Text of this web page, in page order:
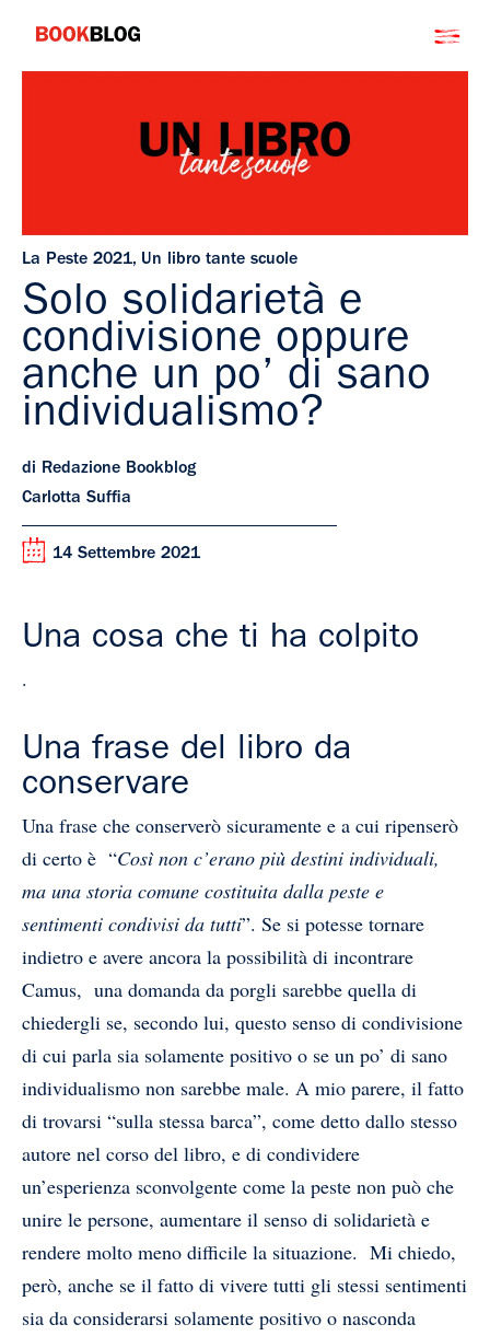
contenuto
Bookblog
La Peste 2021, Un libro tante scuole
Solo solidarietà e
condivisione oppure
anche un po’ di sano
individualismo?
di Redazione Bookblog
Carlotta Suffia
14 Settembre 2021
Una cosa che ti ha colpito
.
Una frase del libro da
conservare
Una frase che conserverò sicuramente e a cui ripenserò
di certo è “Così non c’erano più destini individuali,
ma una storia comune costituita dalla peste e
sentimenti condivisi da tutti”. Se si potesse tornare
indietro e avere ancora la possibilità di incontrare
Camus, una domanda da porgli sarebbe quella di
chiedergli se, secondo lui, questo senso di condivisione
di cui parla sia solamente positivo o se un po’ di sano
individualismo non sarebbe male. A mio parere, il fatto
di trovarsi “sulla stessa barca”, come detto dallo stesso
autore nel corso del libro, e di condividere
un’esperienza sconvolgente come la peste non può che
unire le persone, aumentare il senso di solidarietà e
rendere molto meno difficile la situazione. Mi chiedo,
però, anche se il fatto di vivere tutti gli stessi sentimenti
sia da considerarsi solamente positivo o nasconda